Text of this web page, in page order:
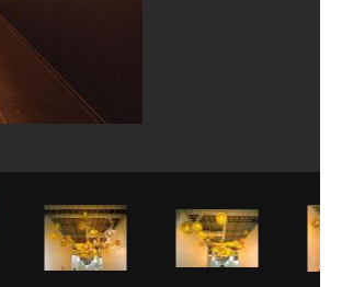
Lille, octobre 2025.